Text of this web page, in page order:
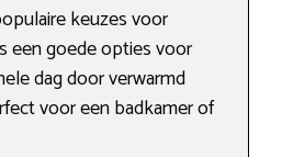
keuzes voor
een goede opties voor
dag door verwarmd
voor een badkamer of